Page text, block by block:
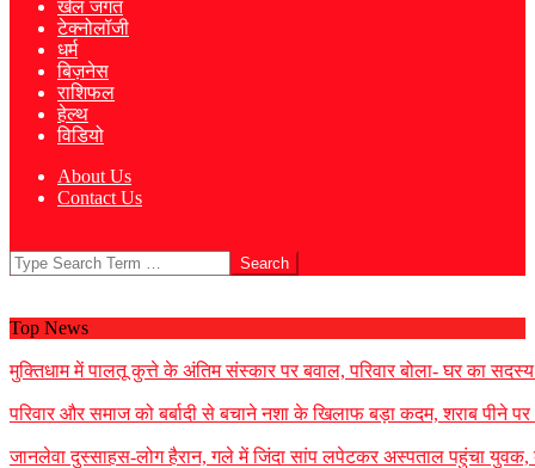
खेल जगत
टेक्नोलॉजी
धर्म
बिज़नेस
राशिफल
हेल्थ
विडियो
About Us
Contact Us
Search
Top News
मुक्तिधाम में पालतू कुत्ते के अंतिम संस्कार पर बवाल, परिवार बोला- घर का
परिवार और समाज को बर्बादी से बचाने नशा के खिलाफ बड़ा कदम, शराब पीने
जानलेवा दुस्साहस-लोग हैरान, गले में जिंदा सांप लपेटकर अस्पताल पहुंचा युवक,